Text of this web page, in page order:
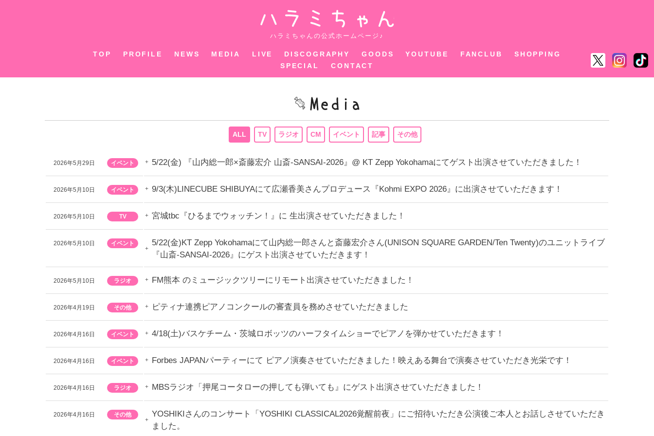
ハラミちゃん
ハラミちゃんの公式ホームページ♪
TOP PROFILE NEWS MEDIA LIVE DISCOGRAPHY GOODS YOUTUBE FANCLUB
SHOPPING
SPECIAL
CONTACT
ALL TV ラジオ CM イベント 記事 その他
2026年5月29日 イベント 5/22(金) 『山内総一郎×斎藤宏介 山斎-SANSAI-2026』@ KT Zepp Yokohamaにてゲスト出演させていただきました！
2026年5月10日 イベント 9/3(木)LINECUBE SHIBUYAにて広瀬香美さんプロデュース『Kohmi EXPO 2026』に出演させていただきます！
2026年5月10日 TV 宮城tbc『ひるまでウォッチン！』に 生出演させていただきました！
2026年5月10日 イベント
5/22(金)KT Zepp Yokohamaにて山内総一郎さんと斎藤宏介さん(UNISON SQUARE GARDEN/Ten Twenty)のユニットライブ
『山斎-SANSAI-2026』にゲスト出演させていただきます！
2026年5月10日 ラジオ FM熊本 のミュージックツリーにリモート出演させていただきました！
2026年4月19日 その他 ピティナ連携ピアノコンクールの審査員を務めさせていただきました
2026年4月16日 イベント 4/18(土)バスケチーム・茨城ロボッツのハーフタイムショーでピアノを弾かせていただきます！
2026年4月16日 イベント Forbes JAPANパーティーにて ピアノ演奏させていただきました！映えある舞台で演奏させていただき光栄です！
2026年4月16日 ラジオ MBSラジオ「押尾コータローの押しても弾いても』にゲスト出演させていただきました！
2026年4月16日 その他
YOSHIKIさんのコンサート「YOSHIKI CLASSICAL2026覚醒前夜」にご招待いただき公演後ご本人とお話しさせていただき
ました。